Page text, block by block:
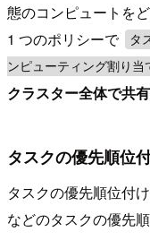
態のコンピュートを
1 つのポリシーで
タ
ンピューティング割り当
クラスター全体で共有
タスクの優先順位
タスクの優先順位付
などのタスクの優先